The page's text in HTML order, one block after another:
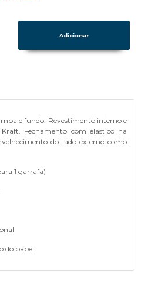
e fundo. Revestimento interno e
Fechamento com elástico na
do lado externo como
1 garrafa)
do papel